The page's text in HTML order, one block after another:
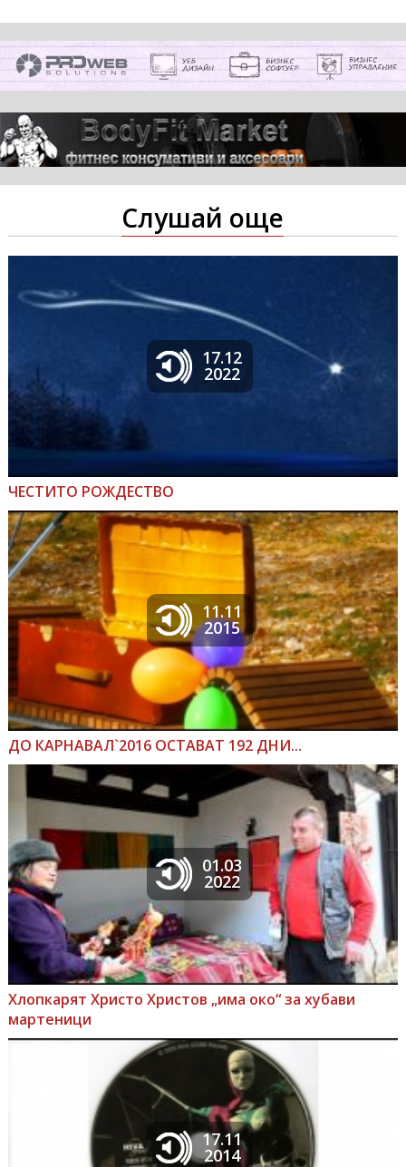
Слушай още
17.12
2022
ЧЕСТИТО РОЖДЕСТВО
11.11
2015
ДО КАРНАВАЛ`2016 ОСТАВАТ 192 ДНИ...
01.03
2022
Хлопкарят Христо Христов „има око“ за хубави
мартеници
17.11
2014